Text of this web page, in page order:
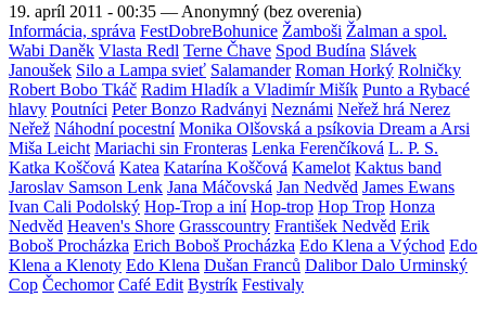
19. apríl 2011 - 00:35 — Anonymný (bez overenia)
Informácia, správa FestDobreBohunice Žamboši Žalman a spol.
Wabi Daněk Vlasta Redl Terne Čhave Spod Budína Slávek
Janoušek Silo a Lampa svieť Salamander Roman Horký Rolničky
Robert Bobo Tkáč Radim Hladík a Vladimír Mišík Punto a Rybacé
hlavy Poutníci Peter Bonzo Radványi Neznámi Neřež hrá Nerez
Neřež Náhodní pocestní Monika Olšovská a psíkovia Dream a Arsi
Miša Leicht Mariachi sin Fronteras Lenka Ferenčíková L. P. S.
Katka Koščová Katea Katarína Koščová Kamelot Kaktus band
Jaroslav Samson Lenk Jana Máčovská Jan Nedvěd James Ewans
Ivan Cali Podolský Hop-Trop a iní Hop-trop Hop Trop Honza
Nedvěd Heaven's Shore Grasscountry František Nedvěd Erik
Boboš Procházka Erich Boboš Procházka Edo Klena a Východ Edo
Klena a Klenoty Edo Klena Dušan Franců Dalibor Dalo Urminský
Cop Čechomor Café Edit Bystrík Festivaly